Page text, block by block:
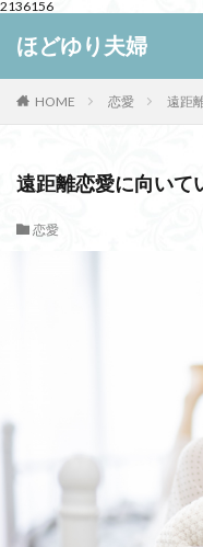
2136156
ほどゆり夫婦
HOME 恋愛 遠距
遠距離恋愛に向いて
恋愛
キーワード
デザイン